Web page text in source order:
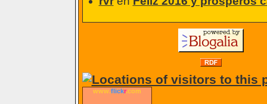
www.flickr.com